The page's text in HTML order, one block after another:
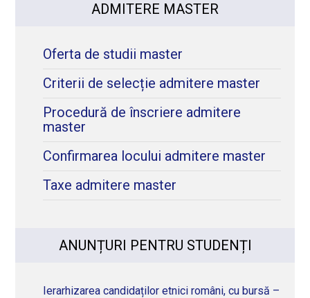
ADMITERE MASTER
Oferta de studii master
Criterii de selecție admitere master
Procedură de înscriere admitere
master
Confirmarea locului admitere master
Taxe admitere master
ANUNȚURI PENTRU STUDENȚI
Ierarhizarea candidaților etnici români, cu bursă –